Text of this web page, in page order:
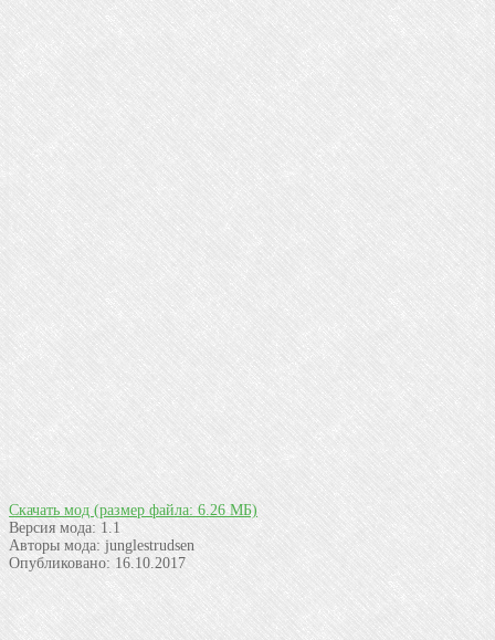
Скачать мод (размер файла: 6.26 МБ)
Версия мода: 1.1
Авторы мода: junglestrudsen
Опубликовано: 16.10.2017